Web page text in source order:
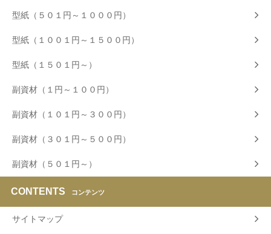
型紙（５０１円～１０００円）
型紙（１００１円～１５００円）
型紙（１５０１円～）
副資材（１円～１００円）
副資材（１０１円～３００円）
副資材（３０１円～５００円）
副資材（５０１円～）
CONTENTS コンテンツ
サイトマップ